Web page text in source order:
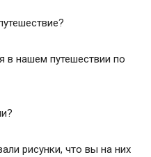
в нашем путешествии по
рисунки, что вы на них